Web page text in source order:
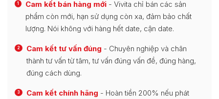
1 Cam kết bán hàng mới - Vivita chỉ bán các sản
phẩm còn mới, hạn sử dụng còn xa, đảm bảo chất
lượng. Nói không với hàng hết date, cận date.
2 Cam kết tư vấn đúng - Chuyên nghiệp và chân
thành tư vấn từ tâm, tư vấn đúng vấn đề, đúng hàng,
đúng cách dùng.
3 Cam kết chính hãng - Hoàn tiền 200% nếu phát